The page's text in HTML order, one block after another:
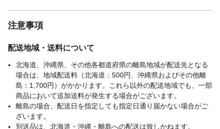
注意事項
配送地域・送料について
北海道、沖縄県、その他各都道府県の離島地域が配送先となる
場合は、地域配送料（北海道：500円、沖縄県およびその他離
島：1,700円）がかかります。これら以外の配送地域でも、一部
商品において追加送料が発生する場合がございます。
離島の場合、配送日を指定しても指定日通り届かない場合がご
ざいます。
別送品は、北海道・沖縄・離島への配送は致しかねます。